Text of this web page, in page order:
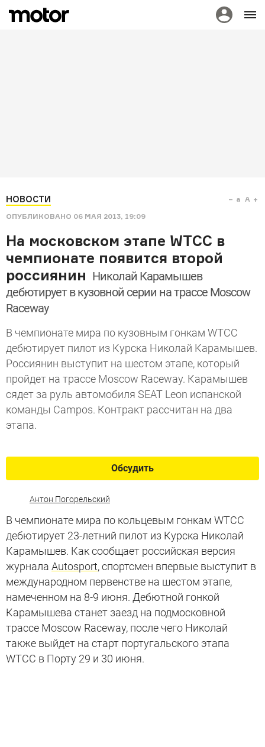
НОВОСТИ
ОПУБЛИКОВАНО 06 МАЯ 2013, 19:09
a A
На московском этапе WTCC в
чемпионате появится второй
россиянин Николай Карамышев
дебютирует в кузовной серии на трассе Moscow
Raceway
В чемпионате мира по кузовным гонкам WTCC
дебютирует пилот из Курска Николай Карамышев.
Россиянин выступит на шестом этапе, который
пройдет на трассе Moscow Raceway. Карамышев
сядет за руль автомобиля SEAT Leon испанской
команды Campos. Контракт рассчитан на два
этапа.
Обсудить
Антон Погорельский
В чемпионате мира по кольцевым гонкам WTCC
дебютирует 23-летний пилот из Курска Николай
Карамышев. Как сообщает российская версия
журнала Autosport, спортсмен впервые выступит в
международном первенстве на шестом этапе,
намеченном на 8-9 июня. Дебютной гонкой
Карамышева станет заезд на подмосковной
трассе Moscow Raceway, после чего Николай
также выйдет на старт португальского этапа
WTCC в Порту 29 и 30 июня.